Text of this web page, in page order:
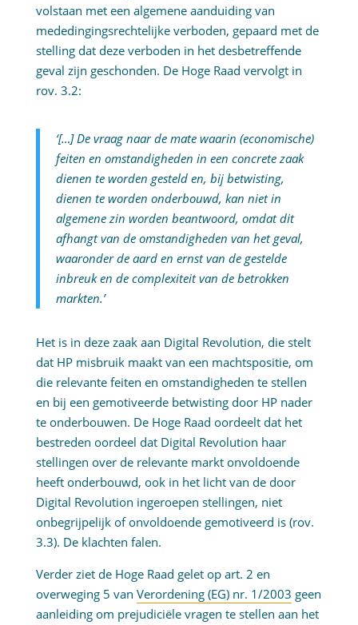
volstaan met een algemene aanduiding van
mededingingsrechtelijke verboden, gepaard met de
stelling dat deze verboden in het desbetreffende
geval zijn geschonden. De Hoge Raad vervolgt in
rov. 3.2:
‘[…] De vraag naar de mate waarin (economische)
feiten en omstandigheden in een concrete zaak
dienen te worden gesteld en, bij betwisting,
dienen te worden onderbouwd, kan niet in
algemene zin worden beantwoord, omdat dit
afhangt van de omstandigheden van het geval,
waaronder de aard en ernst van de gestelde
inbreuk en de complexiteit van de betrokken
markten.’
Het is in deze zaak aan Digital Revolution, die stelt
dat HP misbruik maakt van een machtspositie, om
die relevante feiten en omstandigheden te stellen
en bij een gemotiveerde betwisting door HP nader
te onderbouwen. De Hoge Raad oordeelt dat het
bestreden oordeel dat Digital Revolution haar
stellingen over de relevante markt onvoldoende
heeft onderbouwd, ook in het licht van de door
Digital Revolution ingeroepen stellingen, niet
onbegrijpelijk of onvoldoende gemotiveerd is (rov.
3.3). De klachten falen.
Verder ziet de Hoge Raad gelet op art. 2 en
overweging 5 van Verordening (EG) nr. 1/2003 geen
aanleiding om prejudiciële vragen te stellen aan het